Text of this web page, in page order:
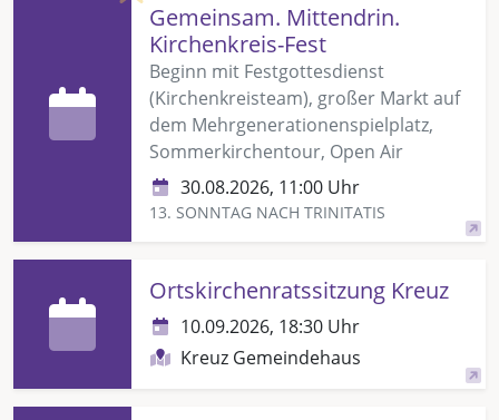
Gemeinsam. Mittendrin.
Kirchenkreis-Fest
Beginn mit Festgottesdienst
(Kirchenkreisteam), großer Markt auf
dem Mehrgenerationenspielplatz,
Sommerkirchentour, Open Air
30.08.2026, 11:00 Uhr
13. SONNTAG NACH TRINITATIS
Ortskirchenratssitzung Kreuz
10.09.2026, 18:30 Uhr
Kreuz Gemeindehaus